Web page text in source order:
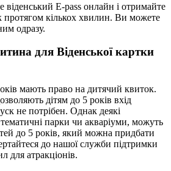
E-pass онлайн і отримайте
кількох хвилин. Ви можете
одразу.
для Віденської картки
мають право на дитячий квиток.
дітям до 5 років вхід
не потрібен. Однак деякі
парки чи акваріуми, можуть
до 5 років, який можна придбати
до нашої служби підтримки
для атракціонів.